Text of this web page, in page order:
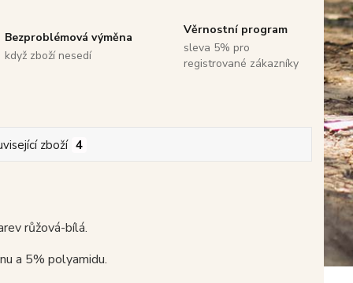
Bezproblémová výměna
když zboží nesedí
Věrnostní program
sleva 5% pro
registrované zákazníky
zboží 4
růžová-bílá.
a 5% polyamidu.